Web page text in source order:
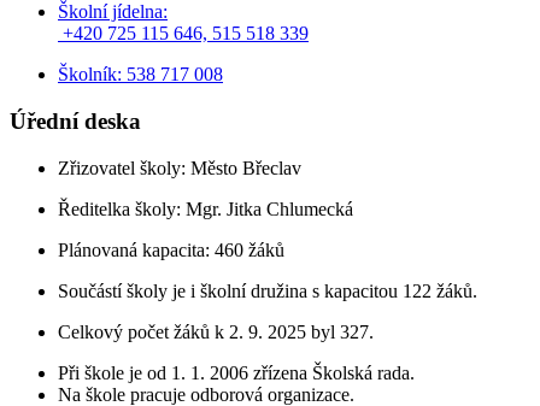
Školní jídelna:
+420 725 115 646, 515 518 339
Školník: 538 717 008
Úřední deska
Zřizovatel školy: Město Břeclav
Ředitelka školy: Mgr. Jitka Chlumecká
Plánovaná kapacita: 460 žáků
Součástí školy je i školní družina s kapacitou 122 žáků.
Celkový počet žáků k 2. 9. 2025 byl 327.
Při škole je od 1. 1. 2006 zřízena Školská rada.
Na škole pracuje odborová organizace.